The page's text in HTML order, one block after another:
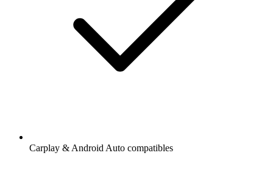
Carplay & Android Auto compatibles